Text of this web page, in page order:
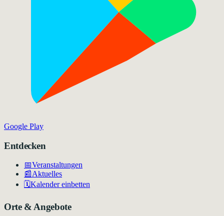
Google Play
Entdecken
📅Veranstaltungen
📰Aktuelles
🗓️Kalender einbetten
Orte & Angebote